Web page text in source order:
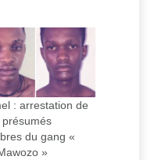
: arrestation de
du gang «
»